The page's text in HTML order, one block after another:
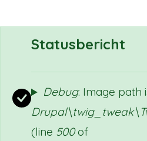
Statusbericht
Debug: Image path
(line 500of